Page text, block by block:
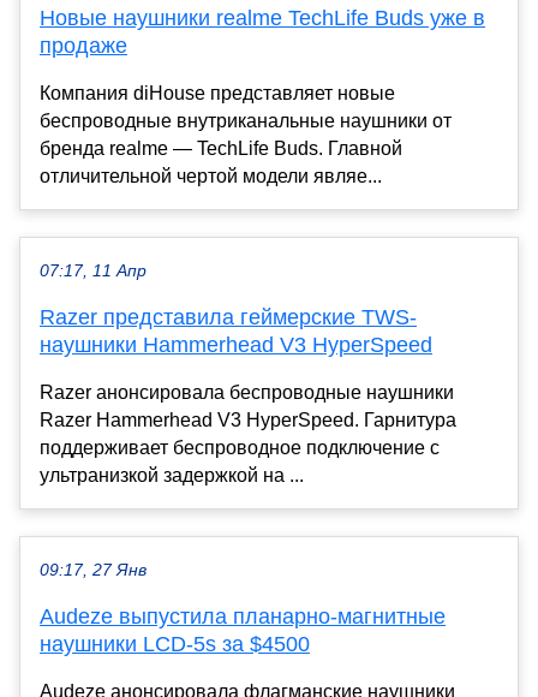
Новые наушники realme TechLife Buds уже в
продаже
Компания diHouse представляет новые
беспроводные внутриканальные наушники от
бренда realme — TechLife Buds. Главной
отличительной чертой модели являе...
07:17, 11 Апр
Razer представила геймерские TWS-
наушники Hammerhead V3 HyperSpeed
Razer анонсировала беспроводные наушники
Razer Hammerhead V3 HyperSpeed. Гарнитура
поддерживает беспроводное подключение с
ультранизкой задержкой на ...
09:17, 27 Янв
Audeze выпустила планарно-магнитные
наушники LCD-5s за $4500
Audeze анонсировала флагманские наушники